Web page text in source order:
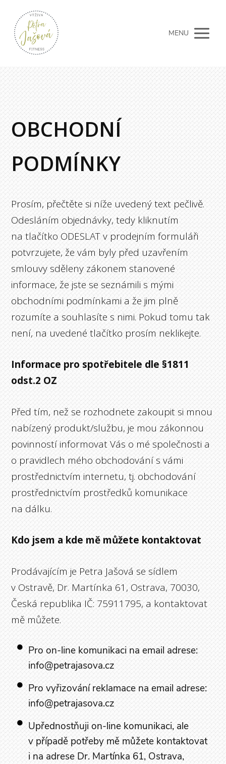
MENU
OBCHODNÍ
PODMÍNKY
Prosím, přečtěte si níže uvedený text pečlivě.
Odesláním objednávky, tedy kliknutím
na tlačítko ODESLAT v prodejním formuláři
potvrzujete, že vám byly před uzavřením
smlouvy sděleny zákonem stanovené
informace, že jste se seznámili s mými
obchodními podmínkami a že jim plně
rozumíte a souhlasíte s nimi. Pokud tomu tak
není, na uvedené tlačítko prosím neklikejte.
Informace pro spotřebitele dle §1811
odst.2 OZ
Před tím, než se rozhodnete zakoupit si mnou
nabízený produkt/službu, je mou zákonnou
povinností informovat Vás o mé společnosti a
o pravidlech mého obchodování s vámi
prostřednictvím internetu, tj. obchodování
prostřednictvím prostředků komunikace
na dálku.
Kdo jsem a kde mě můžete kontaktovat
Prodávajícím je Petra Jašová se sídlem
v Ostravě, Dr. Martínka 61, Ostrava, 70030,
Česká republika IČ: 75911795, a kontaktovat
mě můžete.
Pro on-line komunikaci na email adrese:
info@petrajasova.cz
Pro vyřizování reklamace na email adrese:
info@petrajasova.cz
Upřednostňuji on-line komunikaci, ale
v případě potřeby mě můžete kontaktovat
i na adrese Dr. Martínka 61, Ostrava,